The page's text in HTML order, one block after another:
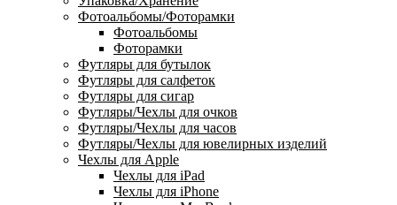
Фотоальбомы/Фоторамки
Фотоальбомы
Фоторамки
Футляры для бутылок
Футляры для салфеток
Футляры для сигар
Футляры/Чехлы для очков
Футляры/Чехлы для часов
Футляры/Чехлы для ювелирных изделий
Чехлы для Apple
Чехлы для iPad
Чехлы для iPhone